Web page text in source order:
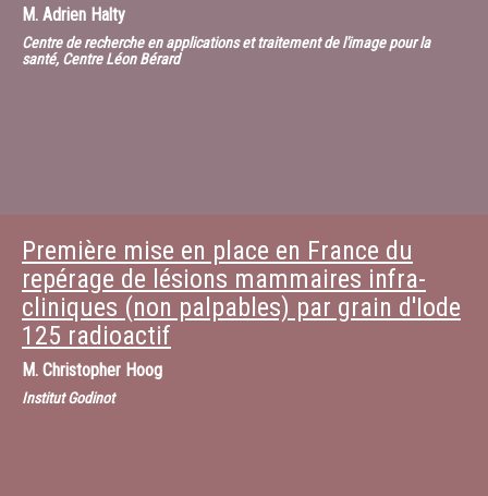
M. Adrien Halty
Centre de recherche en applications et traitement de l'image pour la
santé, Centre Léon Bérard
Première mise en place en France du
repérage de lésions mammaires infra-
cliniques (non palpables) par grain d'Iode
125 radioactif
M. Christopher Hoog
Institut Godinot